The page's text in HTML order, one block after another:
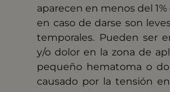
aparecen en menos del 1%
en caso de darse son
temporales. Pueden ser
y/o dolor en la zona de
pequeño hematoma o
causado por la tensión